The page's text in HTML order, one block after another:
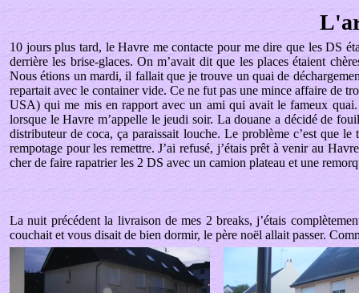
10 jours plus tard, le Havre me contacte pour me dire que les DS
derrière les brise-glaces. On m’avait dit que les places étaient
Nous étions un mardi, il fallait que je trouve un quai de
repartait avec le container vide. Ce ne fut pas une mince affaire de
USA) qui me mis en rapport avec un ami qui avait le fameux
lorsque le Havre m’appelle le jeudi soir. La douane a décidé de
distributeur de coca, ça paraissait louche. Le problème c’est que
rempotage pour les remettre. J’ai refusé, j’étais prêt à venir au
cher de faire rapatrier les 2 DS avec un camion plateau et une
La nuit précédent la livraison de mes 2 breaks, j’étais
couchait et vous disait de bien dormir, le père noël allait passer.